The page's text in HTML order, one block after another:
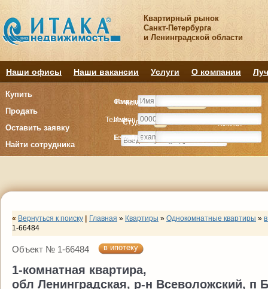
Квартирный рынок
Санкт-Петербурга
и Ленинградской области
Наши офисы Наши вакансии Услуги О компании
Купить
Продать
Оставить заявку
Найти сотрудника
Комнату
Студия Комнат
Комнату
Студия Комнат
Имя
Телефон
E-mail
Фамилия
Имя
Телефон
« Вернуться к поиску Главная » Квартиры » Однокомнатные квартиры »
1-66484
Объект № 1-66484 в ипотеку
1-комнатная квартира,
обл Ленинградская, р-н Всеволожский, п